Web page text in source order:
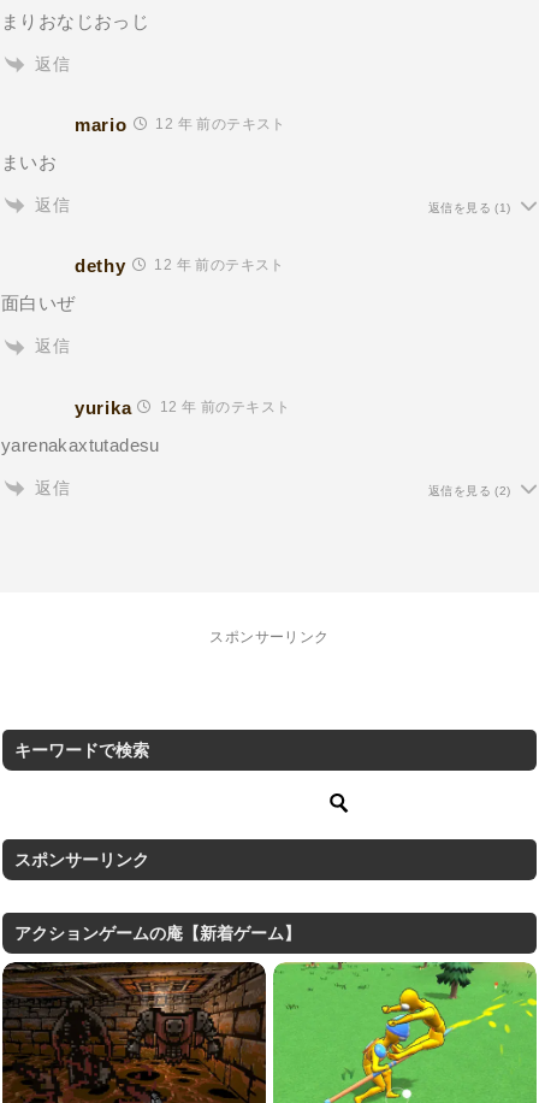
まりおなじおっじ
返信
mario 12 年 前のテキスト
まいお
返信 返信を見る (1)
dethy 12 年 前のテキスト
面白いぜ
返信
yurika 12 年 前のテキスト
yarenakaxtutadesu
返信 返信を見る (2)
スポンサーリンク
キーワードで検索
スポンサーリンク
アクションゲームの庵【新着ゲーム】